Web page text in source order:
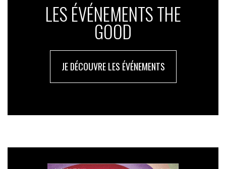
LES ÉVÉNEMENTS THE
GOOD
JE DÉCOUVRE LES ÉVÉNEMENTS